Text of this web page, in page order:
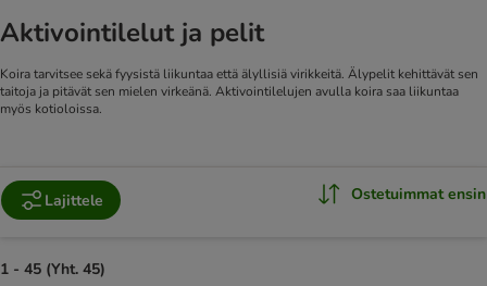
Aktivointilelut ja pelit
Koira tarvitsee sekä fyysistä liikuntaa että älyllisiä virikkeitä. Älypelit kehittävät sen
taitoja ja pitävät sen mielen virkeänä. Aktivointilelujen avulla koira saa liikuntaa
myös kotioloissa.
Lajittele Ostetuimmat ensin
1 - 45 (Yht. 45)